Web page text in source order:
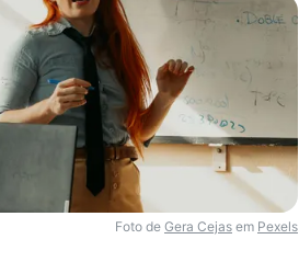
Foto de Gera Cejas em Pexels